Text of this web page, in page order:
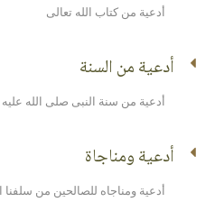
أدعية من كتاب الله تعالى
أدعية من السنة
أدعية من سنة النبى صلى الله
أدعية ومناجاة
أدعية ومناجاه للصالحين من